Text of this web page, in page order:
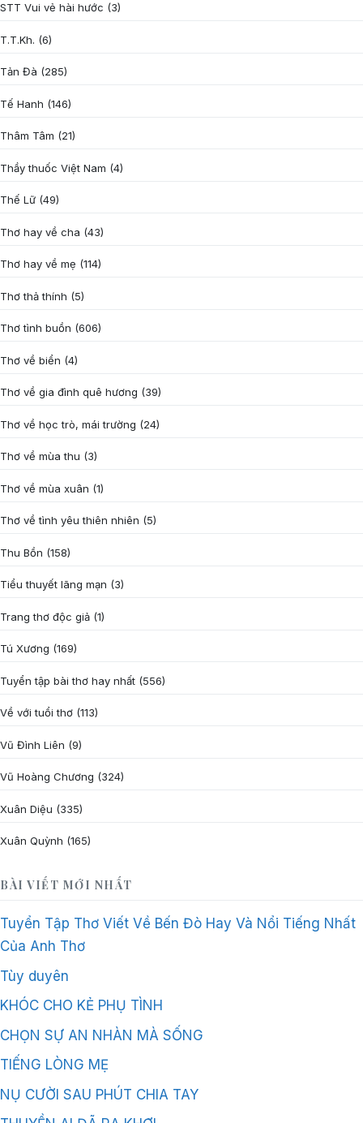
STT Vui vẻ hài hước (3)
T.T.Kh. (6)
Tản Đà (285)
Tế Hanh (146)
Thâm Tâm (21)
Thầy thuốc Việt Nam (4)
Thế Lữ (49)
Thơ hay về cha (43)
Thơ hay về mẹ (114)
Thơ thả thính (5)
Thơ tình buồn (606)
Thơ về biển (4)
Thơ về gia đình quê hương (39)
Thơ về học trò, mái trường (24)
Thơ về mùa thu (3)
Thơ về mùa xuân (1)
Thơ về tình yêu thiên nhiên (5)
Thu Bồn (158)
Tiểu thuyết lãng mạn (3)
Trang thơ độc giả (1)
Tú Xương (169)
Tuyển tập bài thơ hay nhất (556)
Về với tuổi thơ (113)
Vũ Đình Liên (9)
Vũ Hoàng Chương (324)
Xuân Diệu (335)
Xuân Quỳnh (165)
BÀI VIẾT MỚI NHẤT
Tuyển Tập Thơ Viết Về Bến Đò Hay Và Nổi Tiếng Nhất
Của Anh Thơ
Tùy duyên
KHÓC CHO KẺ PHỤ TÌNH
CHỌN SỰ AN NHÀN MÀ SỐNG
TIẾNG LÒNG MẸ
NỤ CƯỜI SAU PHÚT CHIA TAY